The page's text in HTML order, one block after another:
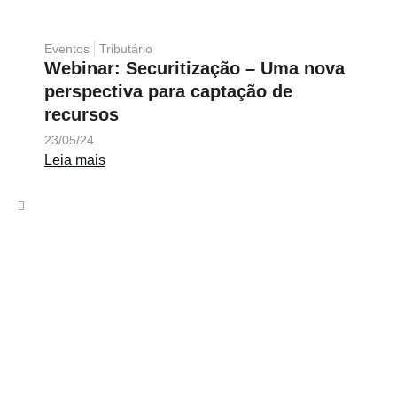
Eventos Tributário
Webinar: Securitização – Uma nova
perspectiva para captação de
recursos
23/05/24
Leia mais